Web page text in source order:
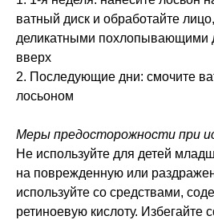
ватный диск и обработайте
деликатными похлопывающими
вверх
2. Последующие дни: смочите
лосьоном
Меры предосторожности при
Не используйте для детей
на поврежденную или
используйте со средствами,
ретиноевую кислоту. Избегайте